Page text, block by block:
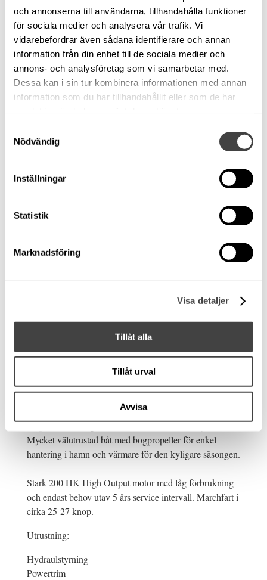
och annonserna till användarna, tillhandahålla funktioner
för sociala medier och analysera vår trafik. Vi
vidarebefordrar även sådana identifierare och annan
information från din enhet till de sociala medier och
annons- och analysföretag som vi samarbetar med.
Dessa kan i sin tur kombinera informationen med annan
information som du har tillhandahållit eller som de har
Nödvändig
Inställningar
Statistik
Marknadsföring
Visa detaljer
Tillåt alla
Tillåt urval
Avvisa
Anytec A23. Evinrude G2
Såld!
Evinrude G2 200 HK
Aluminium
6,83 m x 2,32 m
Visas vid vår brygga på Bullandö Marina. Ring 08-
57145120 eller mejla vid intresse.
Anytec A23. Evinrude G2 200 H.O. Bogpropeller!
Robust aluminiumbåt från kvalitetsvarvet Anytec. En
riktigt sportig och rapp båt med modern design och vasst
skrov.
Stor social sittbrunn med rejäl soffa. Riktigt trevlig
körposition med god sikt över instrument och sjö.
Mycket välutrustad båt med bogpropeller för enkel
hantering i hamn och värmare för den kyligare säsongen.
Stark 200 HK High Output motor med låg förbrukning
och endast behov utav 5 års service intervall. Marchfart i
cirka 25-27 knop.
Utrustning:
Hydraulstyrning
Powertrim